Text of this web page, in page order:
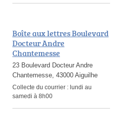
Boîte aux lettres Boulevard
Docteur Andre
Chantemesse
23 Boulevard Docteur Andre
Chantemesse, 43000 Aiguilhe
Collecte du courrier : lundi au
samedi à 8h00